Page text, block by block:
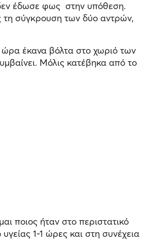
έδωσε φως στην υπόθεση.
τη σύγκρουση των δύο αντρών,
ώρα έκανα βόλτα στο χωριό των
Μόλις κατέβηκα από το
ποιος ήταν στο περιστατικό
1-1 ώρες και στη συνέχεια